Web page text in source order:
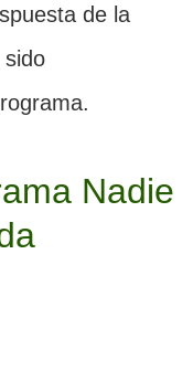
de la
Nadie